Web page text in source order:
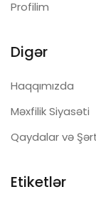
Profilim
Digər
Haqqımızda
Məxfilik Siyasəti
Qaydalar və
Etiketlər